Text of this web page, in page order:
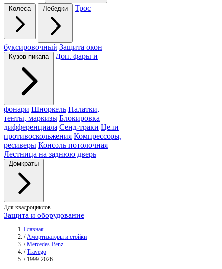
Колеса Лебедки Трос
буксировочный Защита окон
Кузов пикапа Доп. фары и
фонари Шноркель Палатки,
тенты, маркизы Блокировка
дифференциала Сенд-траки Цепи
противоскольжения Компрессоры,
ресиверы Консоль потолочная
Лестница на заднюю дверь
Домкраты
Для квадроциклов
Защита и оборудование
Главная
/ Амортизаторы и стойки
/ Mercedes-Benz
/ Travego
/ 1999-2026